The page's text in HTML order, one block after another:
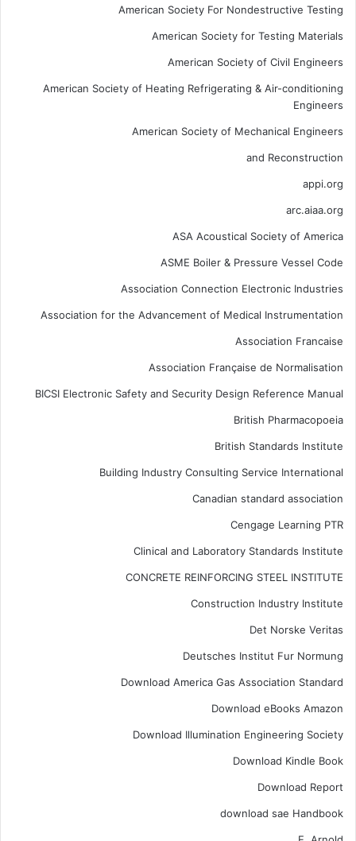
American Society For Nondestructive Testing
American Society for Testing Materials
American Society of Civil Engineers
American Society of Heating Refrigerating & Air-conditioning
Engineers
American Society of Mechanical Engineers
and Reconstruction
appi.org
arc.aiaa.org
ASA Acoustical Society of America
ASME Boiler & Pressure Vessel Code
Association Connection Electronic Industries
Association for the Advancement of Medical Instrumentation
Association Francaise
Association Française de Normalisation
BICSI Electronic Safety and Security Design Reference Manual
British Pharmacopoeia
British Standards Institute
Building Industry Consulting Service International
Canadian standard association
Cengage Learning PTR
Clinical and Laboratory Standards Institute
CONCRETE REINFORCING STEEL INSTITUTE
Construction Industry Institute
Det Norske Veritas
Deutsches Institut Fur Normung
Download America Gas Association Standard
Download eBooks Amazon
Download Illumination Engineering Society
Download Kindle Book
Download Report
download sae Handbook